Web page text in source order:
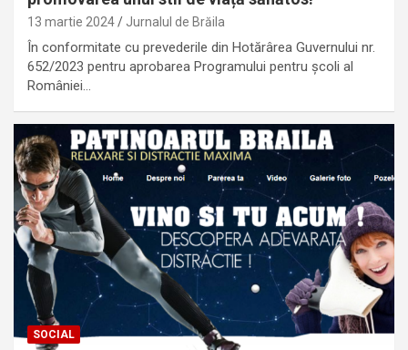
13 martie 2024 Jurnalul de Brăila
În conformitate cu prevederile din Hotărârea Guvernului nr.
652/2023 pentru aprobarea Programului pentru școli al
României…
SOCIAL